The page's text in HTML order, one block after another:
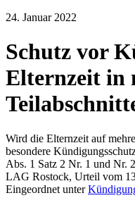
24. Januar 2022
Schutz vor
Elternzeit in
Wird die Elternzeit auf
besondere
Abs. 1 Satz 2 Nr. 1 und Nr.
LAG Rostock, Urteil vom
Eingeordnet unter